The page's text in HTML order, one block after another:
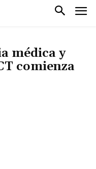
médica y
comienza